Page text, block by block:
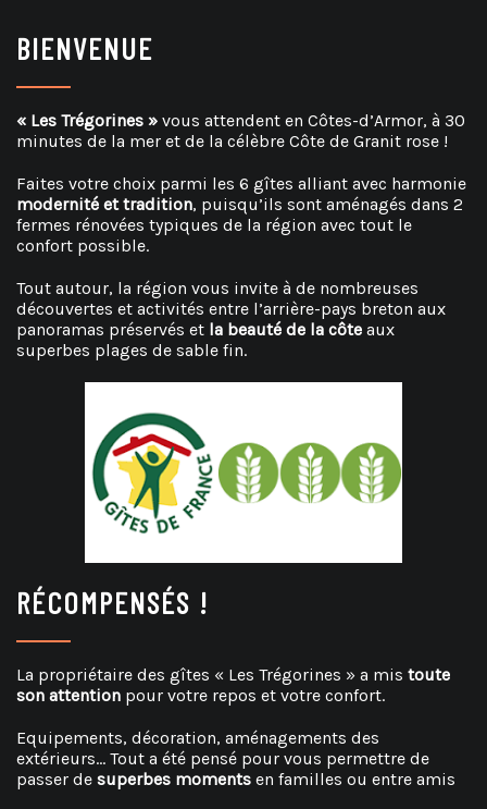
BIENVENUE
« Les Trégorines » vous attendent en Côtes-d’Armor, à 30
minutes de la mer et de la célèbre Côte de Granit rose !
Faites votre choix parmi les 6 gîtes alliant avec harmonie
modernité et tradition, puisqu’ils sont aménagés dans 2
fermes rénovées typiques de la région avec tout le
confort possible.
Tout autour, la région vous invite à de nombreuses
découvertes et activités entre l’arrière-pays breton aux
panoramas préservés et la beauté de la côte aux
superbes plages de sable fin.
RÉCOMPENSÉS !
La propriétaire des gîtes « Les Trégorines » a mis toute
son attention pour votre repos et votre confort.
Equipements, décoration, aménagements des
extérieurs… Tout a été pensé pour vous permettre de
passer de superbes moments en familles ou entre amis